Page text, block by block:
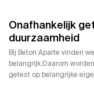
Onafhankelijk
duurzaamheid
Bij Beton Aparte vinden
belangrijk.Daarom
getest op belangrijke